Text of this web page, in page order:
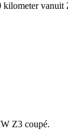
vanuit
Z3 coupé.